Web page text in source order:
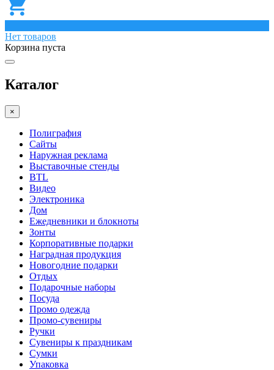
Нет товаров
Корзина пуста
Каталог
×
Полиграфия
Сайты
Наружная реклама
Выставочные стенды
BTL
Видео
Электроника
Дом
Ежедневники и блокноты
Зонты
Корпоративные подарки
Наградная продукция
Новогодние подарки
Отдых
Подарочные наборы
Посуда
Промо одежда
Промо-сувениры
Ручки
Сувениры к праздникам
Сумки
Упаковка